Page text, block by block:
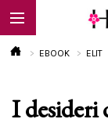
EBOOK
EBOOK ELIT
I